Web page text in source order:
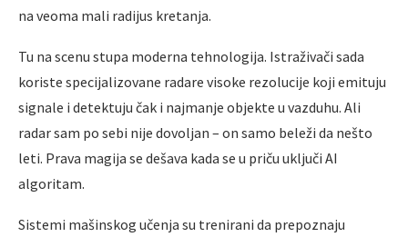
na veoma mali radijus kretanja.
Tu na scenu stupa moderna tehnologija. Istraživači sada
koriste specijalizovane radare visoke rezolucije koji emituju
signale i detektuju čak i najmanje objekte u vazduhu. Ali
radar sam po sebi nije dovoljan – on samo beleži da nešto
leti. Prava magija se dešava kada se u priču uključi AI
algoritam.
Sistemi mašinskog učenja su trenirani da prepoznaju